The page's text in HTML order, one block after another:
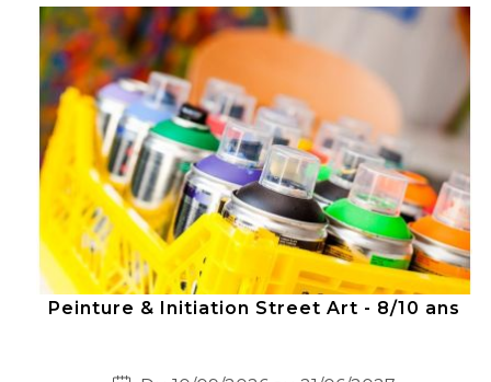
Peinture & Initiation Street Art - 8/10 ans